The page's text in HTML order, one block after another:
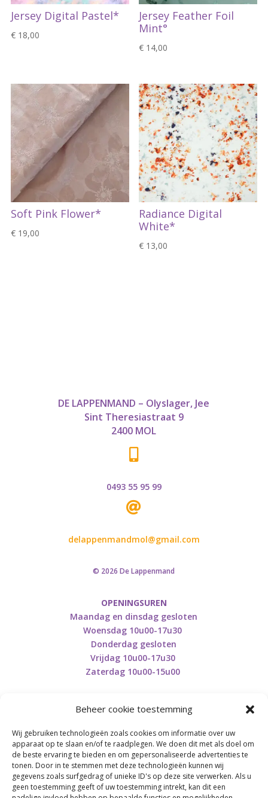
Beheer cookie toestemming
Wij gebruiken technologieën zoals cookies om informatie over uw
apparaat op te slaan en/of te raadplegen. We doen dit met als doel om
de beste ervaring te bieden en om gepersonaliseerde advertenties te
tonen. Door in te stemmen met deze technologieën kunnen wij
gegevens zoals surfgedrag of unieke ID's op deze site verwerken. Als u
geen toestemming geeft of uw toestemming intrekt, kan dit een
Jersey Digital Pastel*
€18,00
Jersey Feather Foil
Mint°
€ 14,00
Soft Pink Flower*
€19,00
Radiance Digital
White*
€ 13,00
DE LAPPENMAND – Olyslager, Jee
Sint Theresiastraat 9
2400 MOL

0493 55 95 99

delappenmandmol@gmail.com
© 2026 De Lappenmand
OPENINGSUREN
Maandag en dinsdag gesloten
Woensdag 10u00-17u30
Donderdag gesloten
Vrijdag 10u00-17u30
Zaterdag 10u00-15u00
Retourneren en herroepen
BE0746.853.082